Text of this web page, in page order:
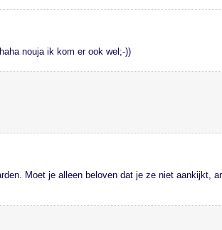
nouja ik kom er ook wel;-))
Moet je alleen beloven dat je ze niet aankijkt,